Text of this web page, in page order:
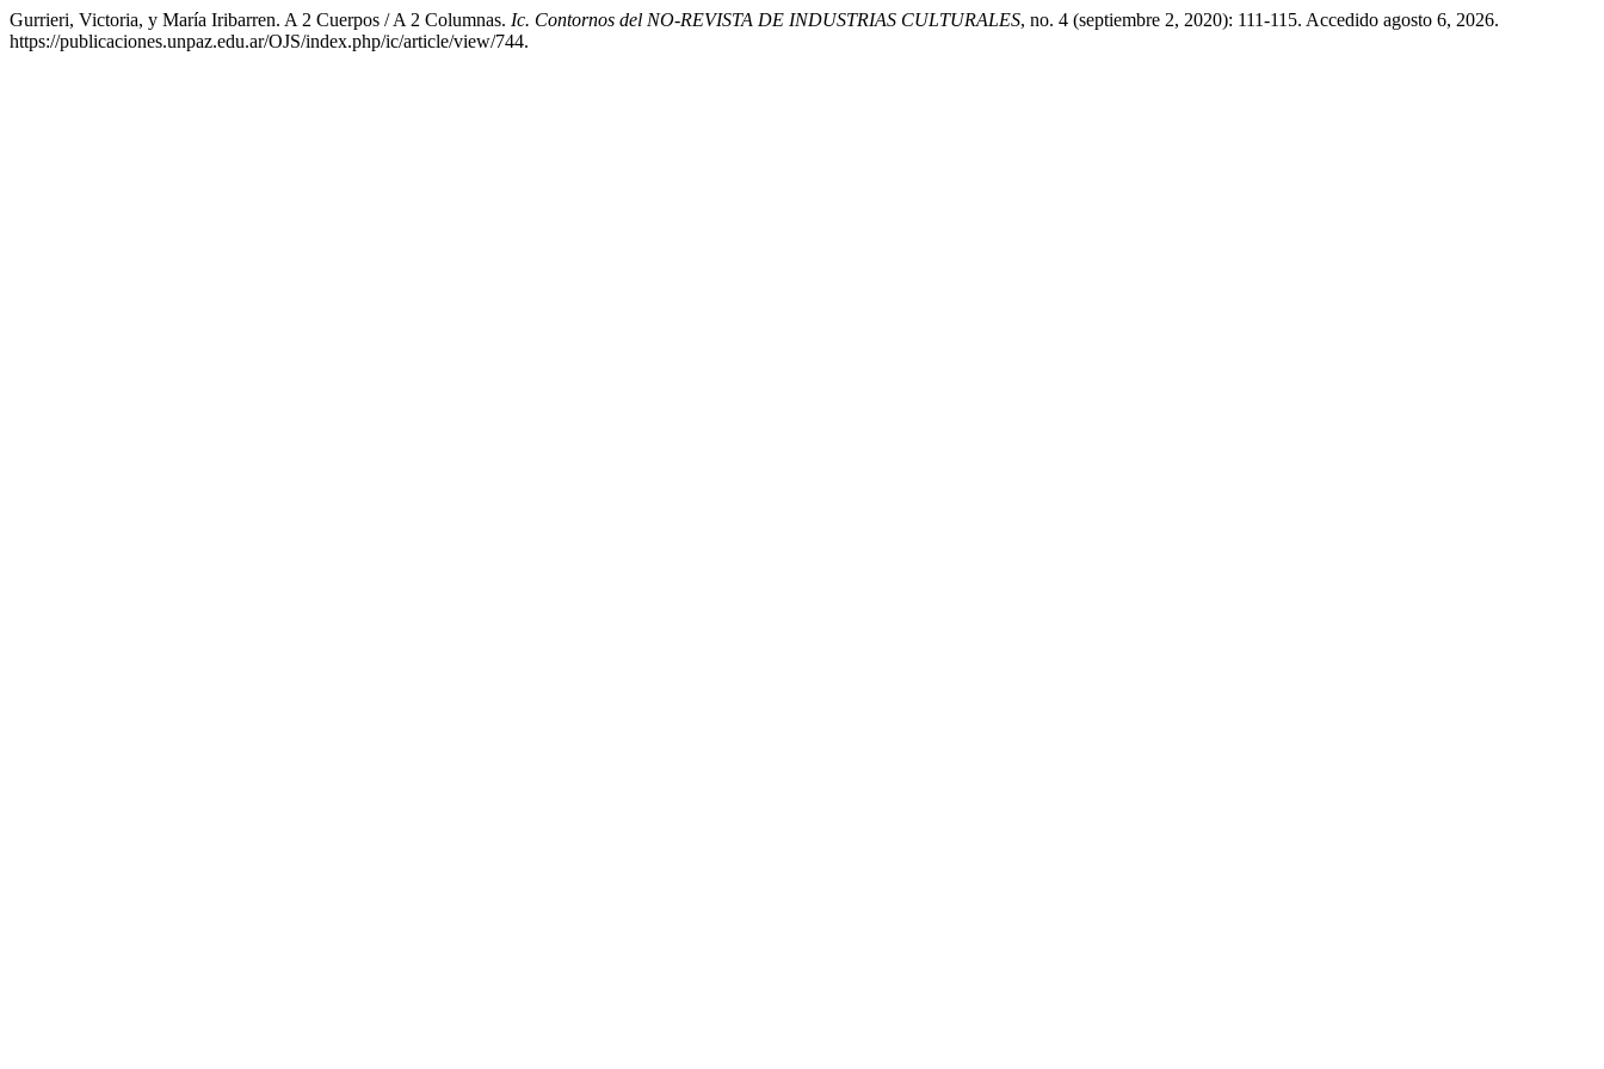
Gurrieri, Victoria, y María Iribarren. A 2 Cuerpos / A 2 Columnas. Ic. Contornos del NO-REVISTA DE INDUSTRIAS CULTURALES, no. 4 (septiembre 2, 2020): 111-115. Accedido agosto 6, 2026.
https://publicaciones.unpaz.edu.ar/OJS/index.php/ic/article/view/744.